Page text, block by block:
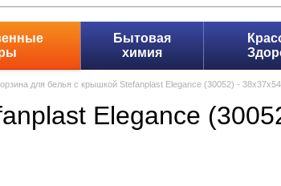
Бытовая
химия
для белья с крышкой Stefanplast Elegance (30052) -
Elegance